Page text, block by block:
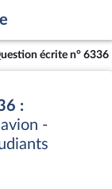
écrite n° 6336
:
-